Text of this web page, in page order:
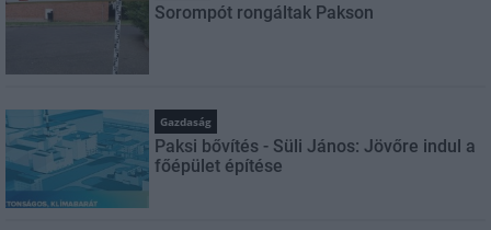
Sorompót rongáltak Pakson
Gazdaság
Paksi bővítés - Süli János: Jövőre indul a
főépület építése